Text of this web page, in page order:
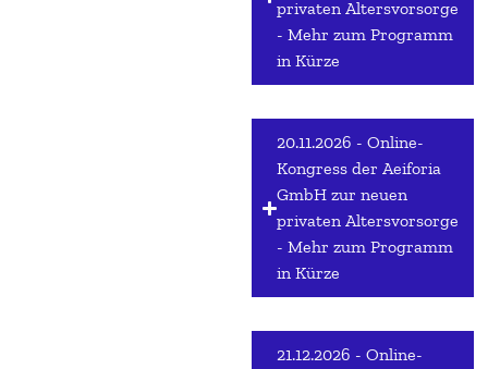
privaten Altersvorsorge
- Mehr zum Programm
in Kürze
20.11.2026 - Online-
Kongress der Aeiforia
GmbH zur neuen
privaten Altersvorsorge
- Mehr zum Programm
in Kürze
21.12.2026 - Online-